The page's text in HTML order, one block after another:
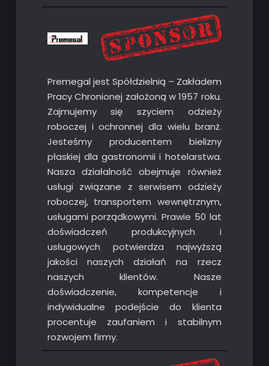
Premegal jest Spółdzielnią – Zakładem
Pracy Chronionej założoną w 1957 roku.
Zajmujemy się szyciem odzieży
roboczej i ochronnej dla wielu branż.
Jesteśmy producentem bielizny
płaskiej dla gastronomii i hotelarstwa.
Nasza działalność obejmuje również
usługi związane z serwisem odzieży
roboczej, transportem wewnętrznym,
usługami porządkowymi. Prawie 50 lat
doświadczeń produkcyjnych i
usługowych potwierdza najwyższą
jakości naszych działań na rzecz
naszych klientów. Nasze
doświadczenie, kompetencje i
indywidualne podejście do klienta
procentuje zaufaniem i stabilnym
rozwojem firmy.